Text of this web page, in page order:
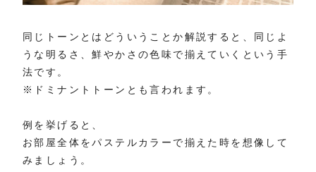
同じトーンとはどういうことか解説すると、同じよ
うな明るさ、鮮やかさの色味で揃えていくという手
法です。
※ドミナントトーンとも言われます。
例を挙げると、
お部屋全体をパステルカラーで揃えた時を想像して
みましょう。